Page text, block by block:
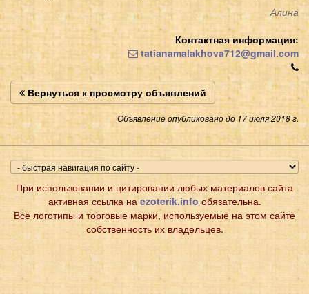
Алина
Контактная информация:
tatianamalakhova712@gmail.com
Вернуться к просмотру объявлений
Объявление опубликовано до 17 июля 2018 г.
При использовании и цитировании любых материалов сайта
активная ссылка наezoterik.info обязательна.
Все логотипы и торговые марки, используемые на этом сайте
собственность их владельцев.